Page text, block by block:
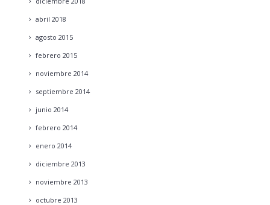
abril 2018
agosto 2015
febrero 2015
noviembre 2014
septiembre 2014
junio 2014
febrero 2014
enero 2014
diciembre 2013
noviembre 2013
octubre 2013